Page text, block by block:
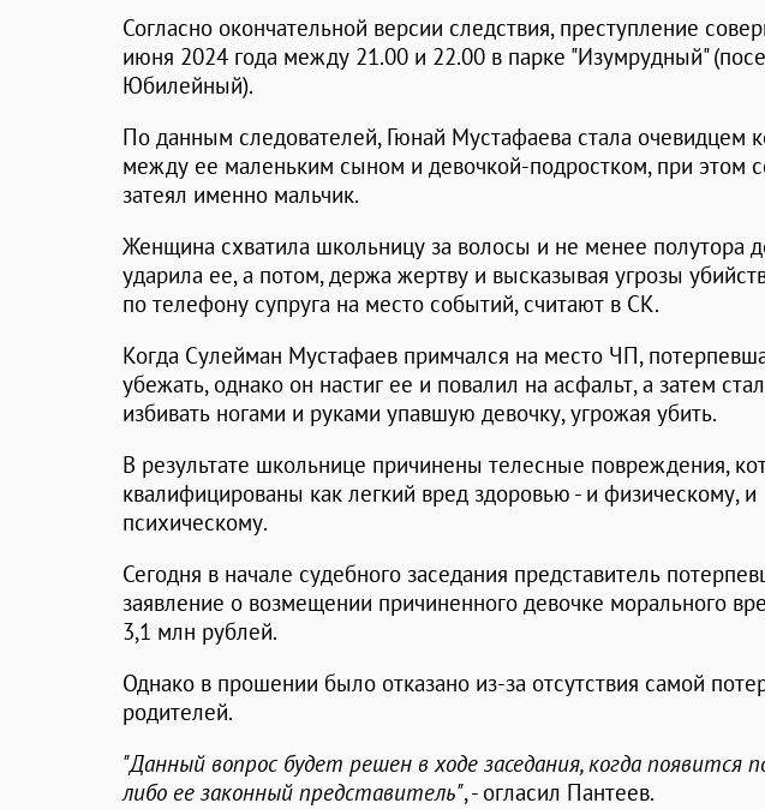
Согласно окончательной версии следствия, преступление
июня 2024 года между 21.00 и 22.00 в парке "Изумрудный"
Юбилейный).
По данным следователей, Гюнай Мустафаева стала очевидцем
между ее маленьким сыном и девочкой-подростком, при этом
затеял именно мальчик.
Женщина схватила школьницу за волосы и не менее полутора
ударила ее, а потом, держа жертву и высказывая угрозы
по телефону супруга на место событий, считают в СК.
Когда Сулейман Мустафаев примчался на место ЧП,
убежать, однако он настиг ее и повалил на асфальт, а затем
избивать ногами и руками упавшую девочку, угрожая убить.
В результате школьнице причинены телесные повреждения,
квалифицированы как легкий вред здоровью - и физическому, и
психическому.
Сегодня в начале судебного заседания представитель
заявление о возмещении причиненного девочке морального
3,1 млн рублей.
Однако в прошении было отказано из-за отсутствия самой
родителей.
"Данный вопрос будет решен в ходе заседания, когда появится
либо ее законный представитель", - огласил Пантеев.